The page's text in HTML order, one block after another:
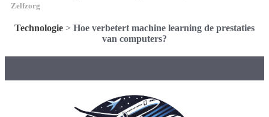
Zelfzorg
Technologie > Hoe verbetert machine learning de prestaties
van computers?